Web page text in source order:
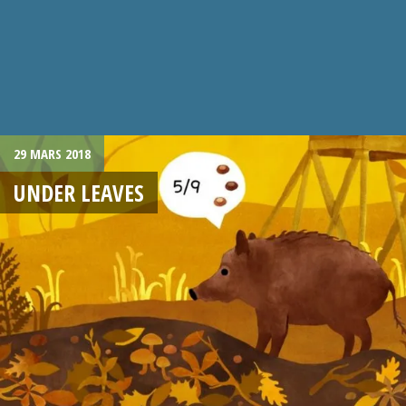
29 MARS 2018
UNDER LEAVES